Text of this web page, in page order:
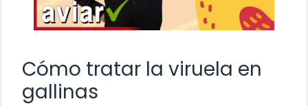
Cómo tratar la viruela en
gallinas